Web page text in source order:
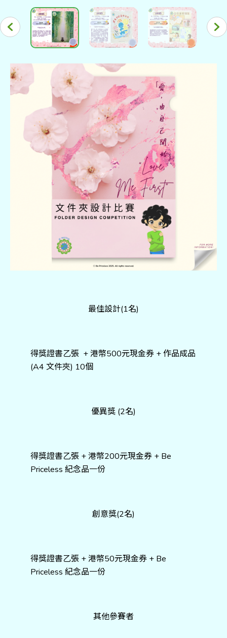
最佳設計(1名)
得獎證書乙張 + 港幣500元現金券 + 作品成品
(A4 文件夾) 10個
優異獎 (2名)
得獎證書乙張 + 港幣200元現金券 + Be
Priceless 紀念品一份
創意獎(2名)
得獎證書乙張 + 港幣50元現金券 + Be
Priceless 紀念品一份
其他參賽者